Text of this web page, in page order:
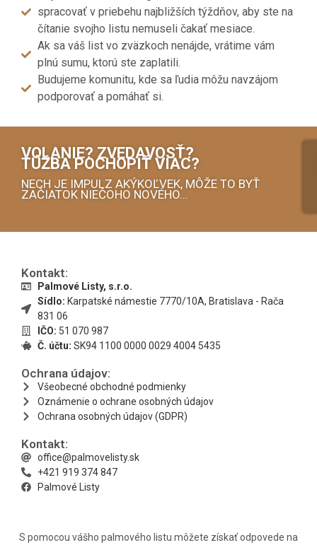
spracovať v priebehu najbližších týždňov, aby ste na
čítanie svojho listu nemuseli čakať mesiace.
Ak sa váš list vo zväzkoch nenájde, vrátime vám
plnú sumu, ktorú ste zaplatili.
Budujeme komunitu, kde sa ľudia môžu navzájom
podporovať a pomáhať si.
VOLANIE? ZVEDAVOSŤ?
TÚŽBA POCHOPIŤ VIAC?
NECH JE IMPULZ AKÝKOĽVEK, MÔŽE TO BYŤ
ZAČIATOK NIEČOHO NOVÉHO…
Kontakt:
Palmové Listy, s.r.o.
Sídlo: Karpatské námestie 7770/10A, Bratislava - Rača
831 06
IČO: 51 070 987
Č. účtu: SK94 1100 0000 0029 4004 5435
Ochrana údajov:
Všeobecné obchodné podmienky
Oznámenie o ochrane osobných údajov
Ochrana osobných údajov (GDPR)
Kontakt:
office@palmovelisty.sk
+421 919 374 847
Palmové Listy
S pomocou vášho palmového listu môžete získať odpovede na